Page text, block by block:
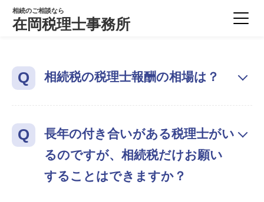
相続のご相談なら
在岡税理士事務所
相続税の税理士報酬の相場は？
長年の付き合いがある税理士がい
るのですが、相続税だけお願い
することはできますか？